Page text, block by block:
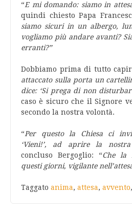
“E mi domando: siamo in
quindi chiesto Papa
siamo sicuri in un albergo,
vogliamo più andare avanti?
erranti?”
Dobbiamo prima di tutto
attaccato sulla porta un
dice: ‘Si prega di non
caso è sicuro che il Signore
secondo la nostra volontà.
“Per questo la Chiesa ci
‘Vieni!’, ad aprire la
concluso Bergoglio: “Che la
questi giorni, vigilante
Taggato anima, attesa, avvento,